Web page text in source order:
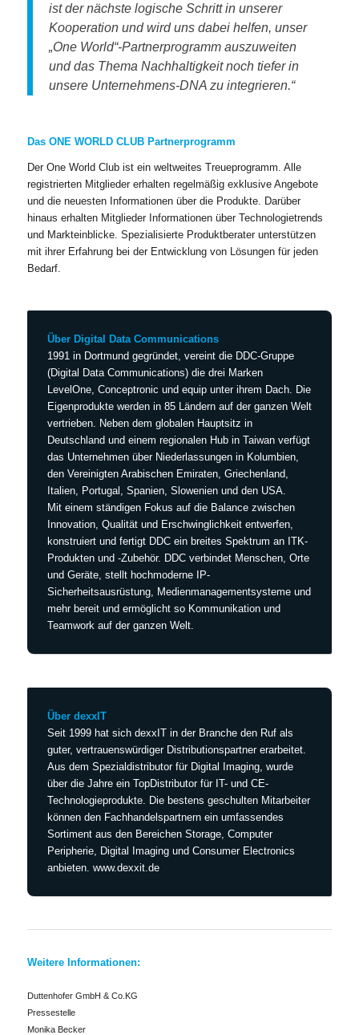
ist der nächste logische Schritt in unserer
Kooperation und wird uns dabei helfen, unser
„One World“-Partnerprogramm auszuweiten
und das Thema Nachhaltigkeit noch tiefer in
unsere Unternehmens-DNA zu integrieren.“
Das ONE WORLD CLUB Partnerprogramm
Der One World Club ist ein weltweites Treueprogramm. Alle
registrierten Mitglieder erhalten regelmäßig exklusive Angebote
und die neuesten Informationen über die Produkte. Darüber
hinaus erhalten Mitglieder Informationen über Technologietrends
und Markteinblicke. Spezialisierte Produktberater unterstützen
mit ihrer Erfahrung bei der Entwicklung von Lösungen für jeden
Bedarf.
Über Digital Data Communications
1991 in Dortmund gegründet, vereint die DDC-Gruppe
(Digital Data Communications) die drei Marken
LevelOne, Conceptronic und equip unter ihrem Dach. Die
Eigenprodukte werden in 85 Ländern auf der ganzen Welt
vertrieben. Neben dem globalen Hauptsitz in
Deutschland und einem regionalen Hub in Taiwan verfügt
das Unternehmen über Niederlassungen in Kolumbien,
den Vereinigten Arabischen Emiraten, Griechenland,
Italien, Portugal, Spanien, Slowenien und den USA.
Mit einem ständigen Fokus auf die Balance zwischen
Innovation, Qualität und Erschwinglichkeit entwerfen,
konstruiert und fertigt DDC ein breites Spektrum an ITK-
Produkten und -Zubehör. DDC verbindet Menschen, Orte
und Geräte, stellt hochmoderne IP-
Sicherheitsausrüstung, Medienmanagementsysteme und
mehr bereit und ermöglicht so Kommunikation und
Teamwork auf der ganzen Welt.
Über dexxIT
Seit 1999 hat sich dexxIT in der Branche den Ruf als
guter, vertrauenswürdiger Distributionspartner erarbeitet.
Aus dem Spezialdistributor für Digital Imaging, wurde
über die Jahre ein TopDistributor für IT- und CE-
Technologieprodukte. Die bestens geschulten Mitarbeiter
können den Fachhandelspartnern ein umfassendes
Sortiment aus den Bereichen Storage, Computer
Peripherie, Digital Imaging und Consumer Electronics
anbieten. www.dexxit.de
Weitere Informationen:
Duttenhofer GmbH & Co.KG
Pressestelle
Monika Becker